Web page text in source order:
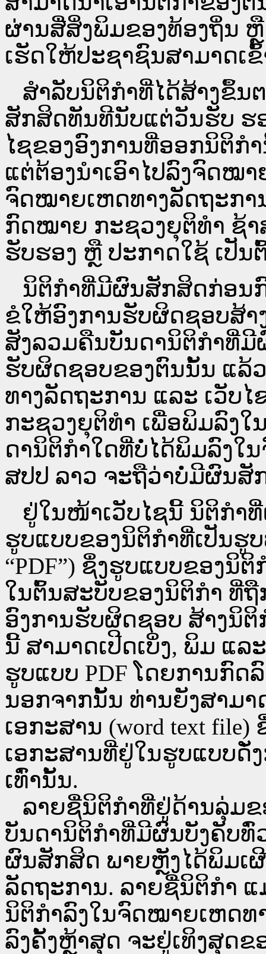
ຜ່ານ​ສື່ສິ່ງພິມຂອງທ້ອງຖິ່ນ
ເຮັດໃຫ້ປະຊາຊົນສາມາດເຂົ້
ສໍາລັບນິຕິກໍາທີ່ໄດ້ສ້າງຂຶ້ນ
ສັກສິດທັນທີນັບແຕ່ວັນຮັບ ຮ
ໄຊຂອງອົງການທີ່ອອກນິຕິ
ແຕ່ຕ້ອງນໍາເອົາໄປລົງຈົດໝ
ຈົດ​ໝາຍ​ເຫດ​ທາງ​ລັດ​ຖະ​ກ
ກົດໝາຍ ກະຊວງຍຸຕິທໍາ ຊ້
ຮັບຮອງ ຫຼື ປະກາດໃຊ້ ເປັນ
ນິ​ຕິ​ກຳ​ທີ່​ມີ​ຜົນ​ສັກ​ສິດ​ກ່ອນ​
ຂໍໃຫ້ອົງ​ການ​ຮັບ​ຜິດ​ຊອບ​ສ້າ
ສັງລວມຄືນບັນດານິຕິກໍາທີ່ມີ
ຮັບຜິດຊອບຂອງຕົນນັ້ນ ແລ້
ທາງ​ລັດ​ຖະ​ການ ແລະ ເວັບ
ກະຊວງຍຸຕິທໍາ ເພື່ອພິມລົງ
ດາ​ນິ​ຕິ​ກຳ​ໃດ​ທີ່ບໍ່​ໄດ້​ພິມ​ລົງ​ໃ
ສປ​ປ ລາວ ​ຈະຖື​ວ່າບໍ່​ມີ​ຜົນ​ສັ
ຢູ່ໃນໜ້າ​ເວັບ​ໄຊ​ນີ້ ນິຕິກຳ
ຮູບແບບຂອງນິຕິກໍາທີ່ເປັນຮູບພ
“PDF”) ຊຶ່ງຮູບແບບຂອງນິ
ໃນຕົ້ນສະບັບຂອງນິຕິກໍາ ທີ່
ອົງການຮັບຜິດຊອບ ສ້າງນິຕິ
ນີ້ ສາມາດເປີດເບິ່ງ, ພິມ ແລ
ຮູບແບບ PDF ໂດຍການກົດ
ນອກຈາກນັ້ນ ທ່ານຍັງສາມາ
ເອກະສານ (word text
ເອກະສານທີ່ຢູ່ໃນຮູບແບບດັ່
ເທົ່ານັ້ນ.
ລາຍຊື່ນິຕິກຳທີ່ຢູ່ດ້ານລຸ່ມ
ບັນດານິຕິກຳທີ່ມີຜົນບັງຄັບທົ່
ຜົນສັກສິດ ພາຍຫຼັງໄດ້ພິມເ
ລັດຖະການ. ລາຍຊື່ນິຕິກຳ
ນິຕິກຳລົງໃນຈົດໝາຍເຫດທ
ລົງຄັ້ງຫຼ້າສຸດ ຈະຢູ່ເທິງສຸດຂ